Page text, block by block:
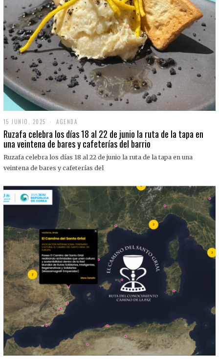
15 JUNIO, 2025
J
U
I
O
0
2
5
AGENDA
Ruzafa celebra los días 18 al 22 de junio la ruta de la tapa en
una veintena de bares y cafeterías del barrio
Ruzafa celebra los días 18 al 22 de junio la ruta de la tapa en una
veintena de bares y cafeterías del